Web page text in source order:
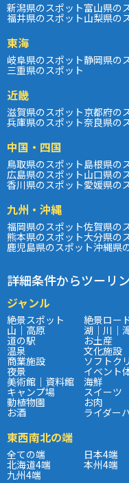
新潟県のスポット富山県の
福井県のスポット山梨県の
東海
岐阜県のスポット静岡県の
三重県のスポット
近畿
滋賀県のスポット京都府の
兵庫県のスポット奈良県の
中国・四国
鳥取県のスポット島根県の
広島県のスポット山口県の
香川県のスポット愛媛県の
九州・沖縄
福岡県のスポット佐賀県の
熊本県のスポット大分県の
鹿児島県のスポット沖縄県
詳細条件からツーリ
ジャンル
絶景スポット 絶景ロー
山｜高原 湖｜川｜
道の駅 お土産
温泉 文化施設
商業施設 ソフトク
夜景 イベント
美術館｜資料館 海鮮
キャンプ場 スイーツ
動植物園 お肉
お酒 ライダー
東西南北の端
全ての端 日本4端
北海道4端 本州4端
九州4端